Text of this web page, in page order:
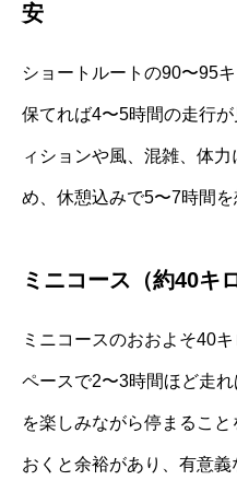
安
ショートルートの90〜95
保てれば4〜5時間の走行
ィションや風、混雑、体
め、休憩込みで5〜7時間を
ミニコース（約40キ
ミニコースのおおよそ40
ペースで2〜3時間ほど走
を楽しみながら停まるこ
おくと余裕があり、有意義